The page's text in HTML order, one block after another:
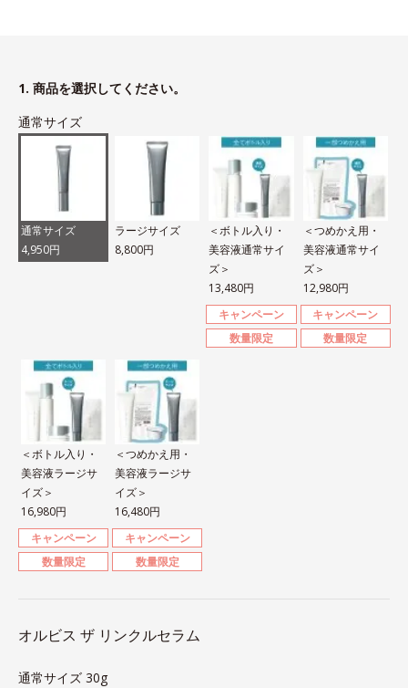
1. 商品を選択してください。
通常サイズ
通常サイズ
4,950円
ラージサイズ
8,800円
＜ボトル入り・
美容液通常サイ
ズ＞
13,480円
キャンペーン
数量限定
＜つめかえ用・
美容液通常サイ
ズ＞
12,980円
キャンペーン
数量限定
＜ボトル入り・
美容液ラージサ
イズ＞
16,980円
キャンペーン
数量限定
＜つめかえ用・
美容液ラージサ
イズ＞
16,480円
キャンペーン
数量限定
オルビス ザ リンクルセラム
通常サイズ 30g